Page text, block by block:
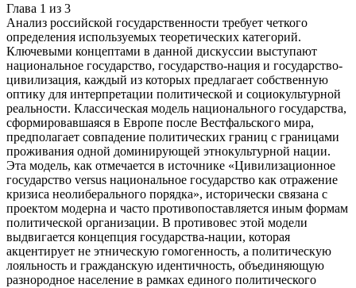
Глава 1 из 3
Анализ российской государственности требует четкого
определения используемых теоретических категорий.
Ключевыми концептами в данной дискуссии выступают
национальное государство, государство-нация и государство-
цивилизация, каждый из которых предлагает собственную
оптику для интерпретации политической и социокультурной
реальности. Классическая модель национального государства,
сформировавшаяся в Европе после Вестфальского мира,
предполагает совпадение политических границ с границами
проживания одной доминирующей этнокультурной нации.
Эта модель, как отмечается в источнике «Цивилизационное
государство versus национальное государство как отражение
кризиса неолиберального порядка», исторически связана с
проектом модерна и часто противопоставляется иным формам
политической организации. В противовес этой модели
выдвигается концепция государства-нации, которая
акцентирует не этническую гомогенность, а политическую
лояльность и гражданскую идентичность, объединяющую
разнородное население в рамках единого политического